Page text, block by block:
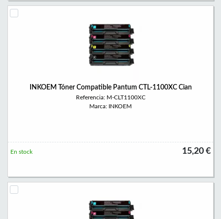
INKOEM Tóner Compatible Pantum CTL-1100XC Cian
Referencia: M-CLT1100XC
Marca: INKOEM
15,20 €
En stock